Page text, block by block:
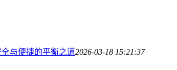
全与便捷的平衡之道2026-03-18 15:21:37